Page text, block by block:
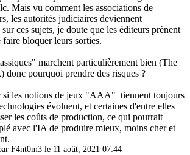
Mais vu comment les associations de
les autorités judiciaires deviennent
ces sujets, je doute que les éditeurs prènent
faire bloquer leurs sorties.
marchent particulièrement bien (The
donc pourquoi prendre des risques ?
si les notions de jeux "AAA" tiennent toujours
évoluent, et certaines d'entre elles
les coûts de production, ce qui pourrait
avec l'IA de produire mieux, moins cher et
F4nt0m3 le 11 août, 2021 07:44